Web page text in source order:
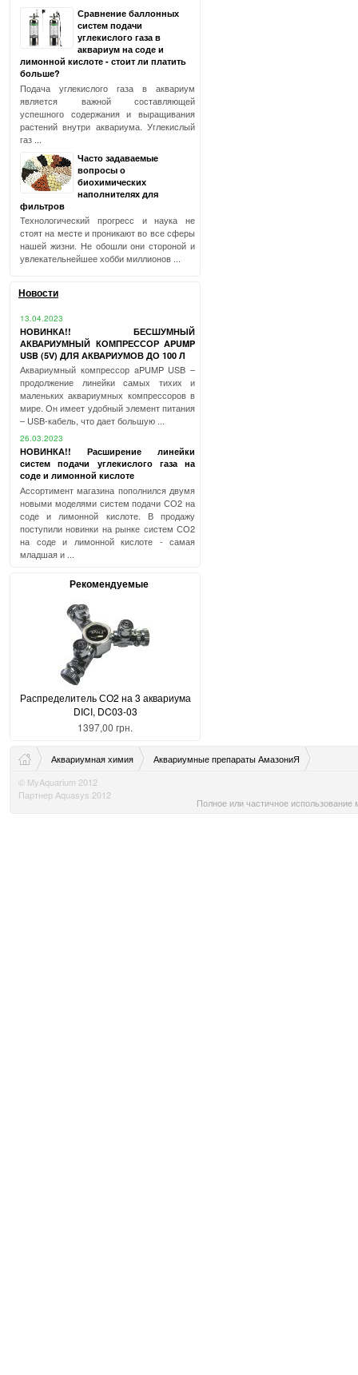
Сравнение баллонных
систем подачи
углекислого газа в
аквариум на соде и
лимонной кислоте - стоит ли платить
больше?
Подача углекислого газа в аквариум
является важной составляющей
успешного содержания и выращивания
растений внутри аквариума. Углекислый
газ ...
Часто задаваемые
вопросы о
биохимических
наполнителях для
фильтров
Технологический прогресс и наука не
стоят на месте и проникают во все сферы
нашей жизни. Не обошли они стороной и
увлекательнейшее хобби миллионов ...
Новости
13.04.2023
НОВИНКА!! БЕСШУМНЫЙ
АКВАРИУМНЫЙ КОМПРЕССОР APUMP
USB (5V) ДЛЯ АКВАРИУМОВ ДО 100 Л
Аквариумный компрессор aPUMP USB –
продолжение линейки самых тихих и
маленьких аквариумных компрессоров в
мире. Он имеет удобный элемент питания
– USB-кабель, что дает большую ...
26.03.2023
НОВИНКА!! Расширение линейки
систем подачи углекислого газа на
соде и лимонной кислоте
Ассортимент магазина пополнился двумя
новыми моделями систем подачи СО2 на
соде и лимонной кислоте. В продажу
поступили новинки на рынке систем СО2
на соде и лимонной кислоте - самая
младшая и ...
Рекомендуемые
Распределитель СО2 на 3 аквариума
DICI, DC03-03
1397,00 грн.
Аквариумная химия
Аквариумные препараты АмазониЯ
© MyAquarium 2012
Партнер Aquasys 2012
Полное или частичное